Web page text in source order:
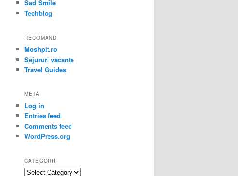
Sad Smile
Techblog
RECOMAND
Moshpit.ro
Sejururi vacante
Travel Guides
META
Log in
Entries feed
Comments feed
WordPress.org
CATEGORII
Categorii